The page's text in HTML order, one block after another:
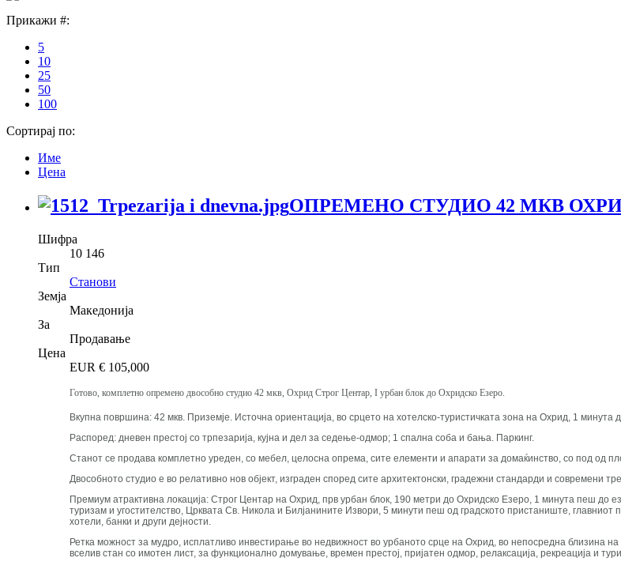
Прикажи #:
5
10
25
50
100
Сортирај по:
Име
Цена
ОПРЕМЕНО СТУДИО 42 МКВ
Шифра
10 146
Тип
Станови
Земја
Македонија
За
Продавање
Цена
EUR € 105,000
Готово, комплетно опремено двособно студио 42 мкв, Охрид Строг Центар, I урбан блок до Охридско Езеро.
Вкупна површина: 42 мкв. Приземје. Источна ориентација, во срцето на хотелско-туристичката зона на Охрид, 1 минута
Распоред: дневен престој со трпезарија, кујна и дел за седење-одмор; 1 спална соба и бања. Паркинг.
Станот се продава комплетно уреден, со мебел, целосна опрема, сите елементи и апарати за домаќинство, со под од
Двособното студио е во релативно нов објект, изграден според сите архитектонски, градежни стандарди и современи
Премиум атрактивна локација: Строг Центар на Охрид, прв урбан блок, 190 метри до Охридско Езеро, 1 минута пеш до
туризам и угостителство, Црквата Св. Никола и Билјанините Извори, 5 минути пеш од градското пристаниште,
хотели, банки и други дејности.
Ретка можност за мудро, исплатливо инвестирање во недвижност во урбаното срце на Охрид, во непосредна близина
вселив стан со имотен лист, за функционално домување, времен престој, пријатен одмор, релаксација, рекреација и